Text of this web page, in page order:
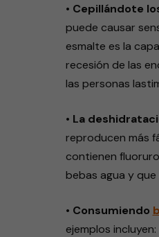
• Cepillándote
puede causar
esmalte es la
recesión de las
las personas
• La
reproducen más
contienen
bebas agua y
• Consumiendo
ejemplos